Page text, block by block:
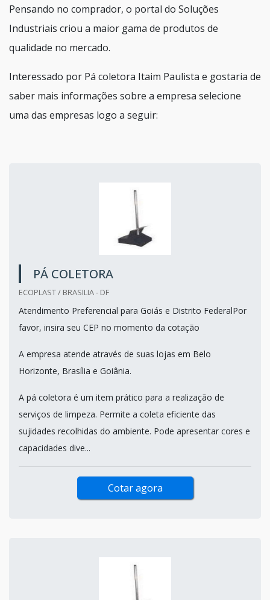
Pensando no comprador, o portal do Soluções
Industriais criou a maior gama de produtos de
qualidade no mercado.
Interessado por Pá coletora Itaim Paulista e gostaria de
saber mais informações sobre a empresa selecione
uma das empresas logo a seguir:
PÁ COLETORA
ECOPLAST / BRASILIA - DF
Atendimento Preferencial para Goiás e Distrito FederalPor
favor, insira seu CEP no momento da cotação
A empresa atende através de suas lojas em Belo
Horizonte, Brasília e Goiânia.
A pá coletora é um item prático para a realização de
serviços de limpeza. Permite a coleta eficiente das
sujidades recolhidas do ambiente. Pode apresentar cores e
capacidades dive...
Cotar agora